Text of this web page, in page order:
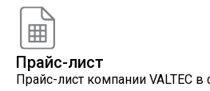
Прайс-лист
Прайс-лист компании VALTEC в